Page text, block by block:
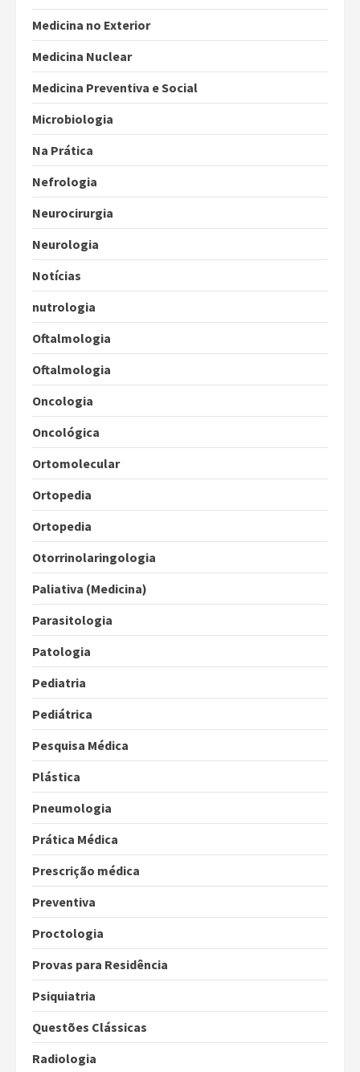
Medicina no Exterior
Medicina Nuclear
Medicina Preventiva e Social
Microbiologia
Na Prática
Nefrologia
Neurocirurgia
Neurologia
Notícias
nutrologia
Oftalmologia
Oftalmologia
Oncologia
Oncológica
Ortomolecular
Ortopedia
Ortopedia
Otorrinolaringologia
Paliativa (Medicina)
Parasitologia
Patologia
Pediatria
Pediátrica
Pesquisa Médica
Plástica
Pneumologia
Prática Médica
Prescrição médica
Preventiva
Proctologia
Provas para Residência
Psiquiatria
Questões Clássicas
Radiologia